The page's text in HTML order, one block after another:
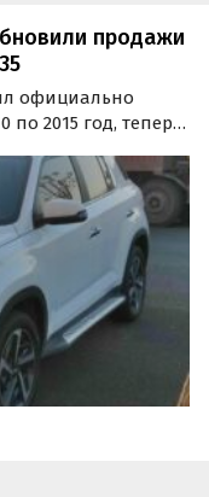
продажи
официально
2015 год, теперь
в
где за